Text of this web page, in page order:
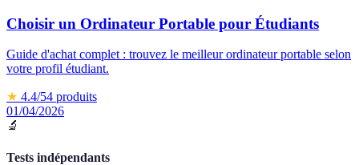
Choisir un Ordinateur Portable pour Étudiants
Guide d'achat complet : trouvez le meilleur ordinateur portable selon
votre profil étudiant.
★ 4.4/54 produits
01/04/2026
🔬
Tests indépendants